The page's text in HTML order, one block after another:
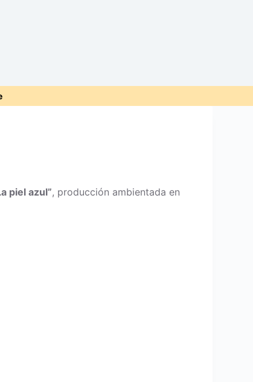
piel azul”, producción ambientada en